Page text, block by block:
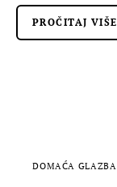
PROČITAJ VIŠE
DOMAĆA GLAZBA